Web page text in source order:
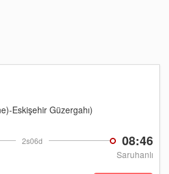
2s06d 08:46
Saruhanlı
Eskişehir Güzergahı)